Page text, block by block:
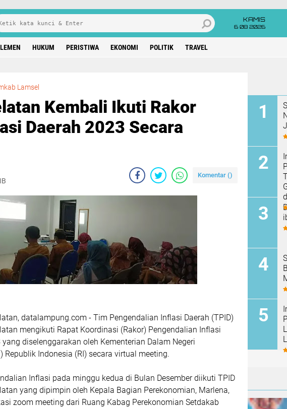
KAMIS
6 08 2026
HUKUM PERISTIWA EKONOMI POLITIK TRAVEL
Lamsel
Kembali Ikuti Rakor
Daerah 2023 Secara
Komentar ()
datalampung.com - Tim Pengendalian Inflasi Daerah (TPID)
mengikuti Rapat Koordinasi (Rakor) Pengendalian Inflasi
yang diselenggarakan oleh Kementerian Dalam Negeri
Republik Indonesia (RI) secara virtual meeting.
Inflasi pada minggu kedua di Bulan Desember diikuti TPID
yang dipimpin oleh Kepala Bagian Perekonomian, Marlena,
zoom meeting dari Ruang Kabag Perekonomian Setdakab